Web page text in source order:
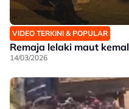
VIDEO TERKINI & POPULAR
Remaja lelaki maut
14/03/2026